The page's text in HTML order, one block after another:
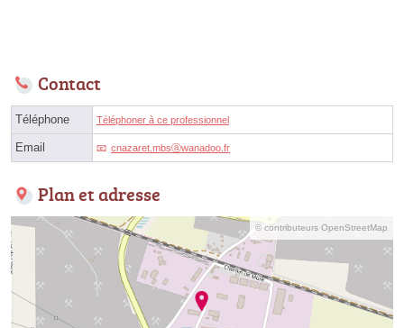
Contact
Téléphone Téléphoner à ce professionnel
Email cnazaret.mbsⓐwanadoo.fr
Plan et adresse
© contributeurs OpenStreetMap